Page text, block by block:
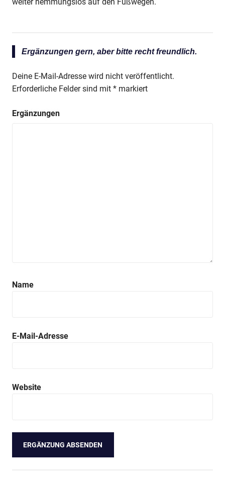
Ergänzungen gern, aber bitte recht freundlich.
Deine E-Mail-Adresse wird nicht veröffentlicht.
Erforderliche Felder sind mit * markiert
Ergänzungen
Name
E-Mail-Adresse
Website